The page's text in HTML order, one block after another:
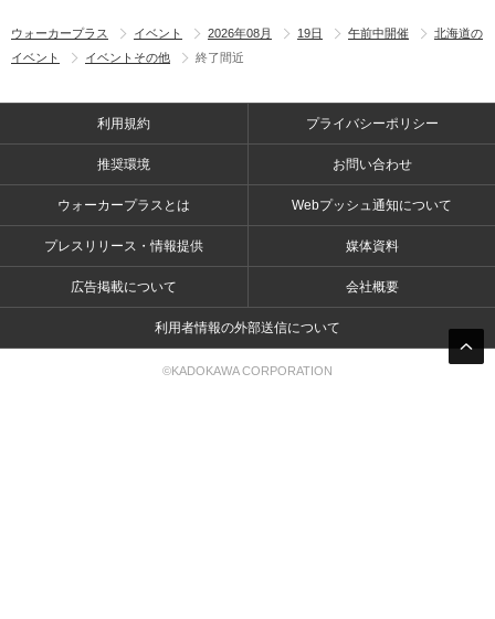
ウォーカープラス イベント 2026年08月 19日 午前中開催
北海道の
イベント
イベントその他 終了間近
利用規約 プライバシーポリシー
推奨環境 お問い合わせ
ウォーカープラスとは Webプッシュ通知について
プレスリリース・情報提供 媒体資料
広告掲載について 会社概要
利用者情報の外部送信について
©KADOKAWA CORPORATION